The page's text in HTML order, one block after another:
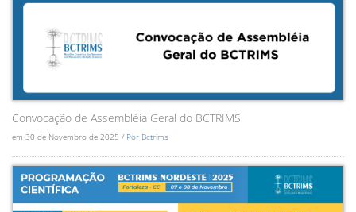
Convocação de Assembléia Geral do BCTRIMS
em 30 de Novembro de 2025 / Por Bctrims